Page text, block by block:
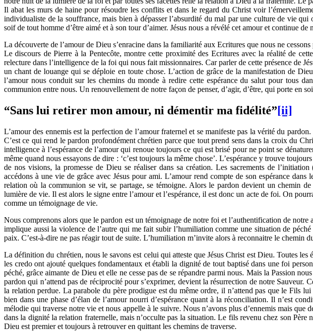
Il abat les murs de haine pour résoudre les conflits et dans le regard du Christ voir
individualiste de la souffrance, mais bien à dépasser l’absurdité du mal par une culture de vie
soif de tout homme d’être aimé et à son tour d’aimer. Jésus nous a révélé cet amour et continue
La découverte de l’amour de Dieu s’enracine dans la familiarité aux Ecritures que nous ne
Le discours de Pierre à la Pentecôte, montre cette proximité des Ecritures avec la réalité de
relecture dans l’intelligence de la foi qui nous fait missionnaires. Car parler de cette présence de
un chant de louange qui se déploie en toute chose. L’action de grâce de la manifestation de
l’amour nous conduit sur les chemins du monde à redire cette espérance du salut pour tous
communion entre nous. Un renouvellement de notre façon de penser, d’agir, d’être, qui porte en
“Sans lui retirer mon amour, ni démentir ma fidélité”[ii]
L’amour des ennemis est la perfection de l’amour fraternel et se manifeste pas la vérité du
C’est ce qui rend le pardon profondément chrétien parce que tout prend sens dans la croix du
intelligence à l’espérance de l’amour qui renoue toujours ce qui est brisé pour ne point se
même quand nous essayons de dire : ‘c’est toujours la même chose’. L’espérance y trouve
de nos visions, la promesse de Dieu se réaliser dans sa création. Les sacrements de
accédons à une vie de grâce avec Jésus pour ami. L’amour rend compte de son espérance
relation où la communion se vit, se partage, se témoigne. Alors le pardon devient un chemin
lumière de vie. Il est alors le signe entre l’amour et l’espérance, il est donc un acte de foi. On
comme un témoignage de vie.
Nous comprenons alors que le pardon est un témoignage de notre foi et l’authentification de
implique aussi la violence de l’autre qui me fait subir l’humiliation comme une situation de
paix. C’est-à-dire ne pas réagir tout de suite. L’humiliation m’invite alors à reconnaitre le chemin
La définition du chrétien, nous le savons est celui qui atteste que Jésus Christ est Dieu. Toutes
les credo ont ajouté quelques fondamentaux et établi la dignité de tout baptisé dans une foi
péché, grâce aimante de Dieu et elle ne cesse pas de se répandre parmi nous. Mais la Passion
pardon qui n’attend pas de réciprocité pour s’exprimer, devient la résurrection de notre
la relation perdue. La parabole du père prodigue est du même ordre, il n’attend pas que le Fils
bien dans une phase d’élan de l’amour nourri d’espérance quant à la réconciliation. Il n’est
mélodie qui traverse notre vie et nous appelle à le suivre. Nous n’avons plus d’ennemis mais
dans la dignité la relation fraternelle, mais n’occulte pas la situation. Le fils revenu chez son
Dieu est premier et toujours à retrouver en quittant les chemins de traverse.